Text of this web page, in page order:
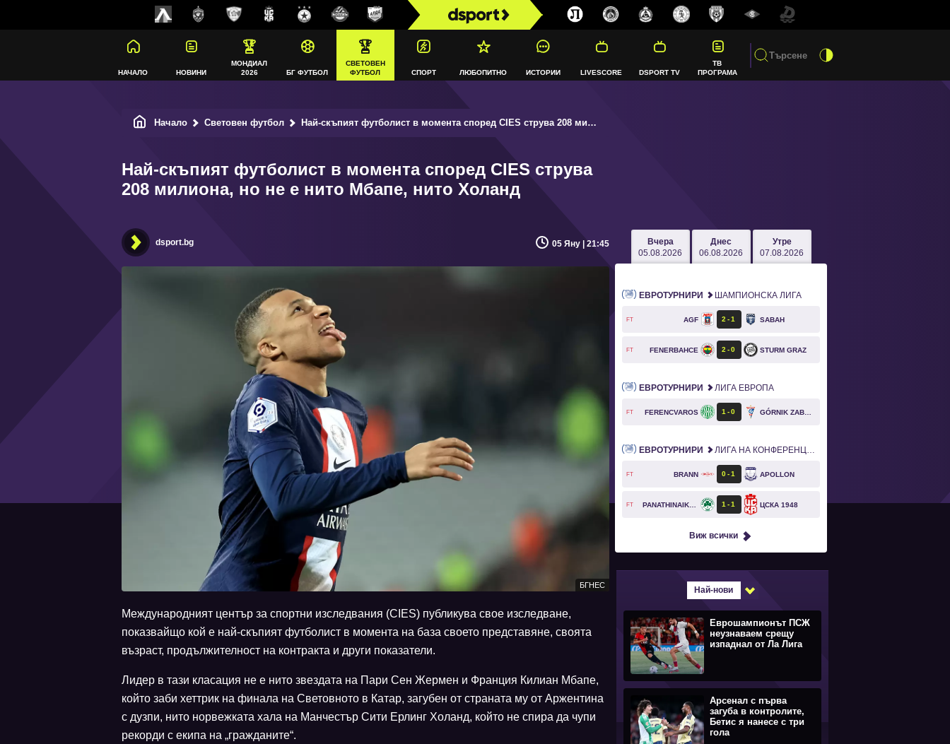
НАЧАЛО НОВИНИ
МОНДИАЛ
2026
БГ ФУТБОЛ
СВЕТОВЕН
ФУТБОЛ
СПОРТ ЛЮБОПИТНО ИСТОРИИ LIVESCORE DSPORT TV
ТВ
ПРОГРАМА
Начало Световен футбол Най-скъпият футболист в момента според CIES струва 208 милиона, но не е нито Мбапе, нито Холанд
Най-скъпият футболист в момента според CIES струва
208 милиона, но не е нито Мбапе, нито Холанд
dsport.bg 05 Яну | 21:45
БГНЕС
Международният център за спортни изследвания (CIES) публикува свое изследване,
показвайщо кой е най-скъпият футболист в момента на база своето представяне, своята
възраст, продължителност на контракта и други показатели.
Лидер в тази класация не е нито звездата на Пари Сен Жермен и Франция Килиан Мбапе,
който заби хеттрик на финала на Световното в Катар, загубен от страната му от Аржентина
с дузпи, нито норвежката хала на Манчестър Сити Ерлинг Холанд, който не спира да чупи
рекорди с екипа на „гражданите“.
Вчера
05.08.2026
Днес
06.08.2026
Утре
07.08.2026
ЕВРОТУРНИРИ ШАМПИОНСКА ЛИГА
FT AGF 2 1 SABAH
FT FENERBAHCE 2 0 STURM GRAZ
ЕВРОТУРНИРИ ЛИГА ЕВРОПА
FT FERENCVAROS 1 0
ЕВРОТУРНИРИ ЛИГА НА КОНФЕРЕНЦИИТЕ
FT BRANN 0 1 APOLLON
FT 1 1 ЦСКА 1948
Виж всички
Най-нови
Еврошампионът ПСЖ
неузнаваем срещу
изпаднал от Ла Лига
Арсенал с първа
загуба в контролите,
Бетис я нанесе с три
гола